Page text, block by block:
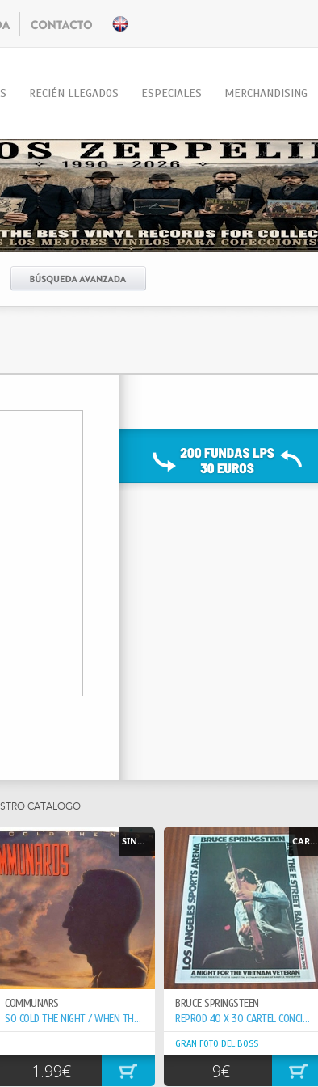
RECIÉN LLEGADOS ESPECIALES MERCHANDISING
CATÁLOGO
SINGLE
COMMUNARS
SO COLD THE NIGHT / WHEN THE WALLS COME...
1.99€
CARTEL - POSTER
BRUCE SPRINGSTEEN
REPROD 40 X 30 CARTEL CONCIERTO 20-8-81 VETERAN VIETNAN
GRAN FOTO DEL BOSS
9€